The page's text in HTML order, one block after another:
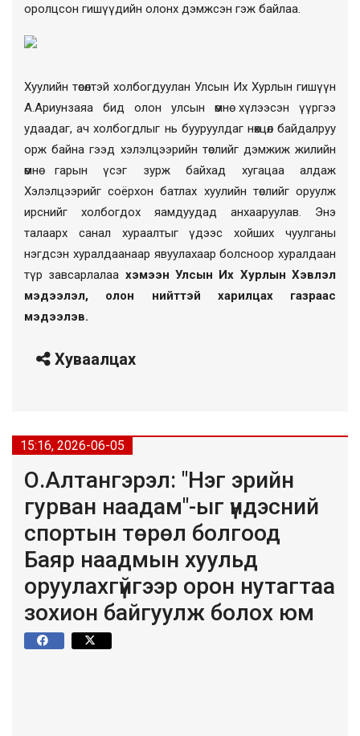
оролцсон гишүүдийн олонх дэмжсэн гэж байлаа.
Хуулийн төсөлтэй холбогдуулан Улсын Их Хурлын гишүүн
А.Ариунзаяа бид олон улсын өмнө хүлээсэн үүргээ
удаадаг, ач холбогдлыг нь бууруулдаг нөхцөл байдалруу
орж байна гээд хэлэлцээрийн төслийг дэмжиж жилийн
өмнө гарын үсэг зурж байхад хугацаа алдаж
Хэлэлцээрийг соёрхон батлах хуулийн төслийг оруулж
ирснийг холбогдох яамдуудад анхааруулав. Энэ
талаарх санал хураалтыг үдээс хойших чуулганы
нэгдсэн хуралдаанаар явуулахаар болсноор хуралдаан
түр завсарлалаа хэмээн Улсын Их Хурлын Хэвлэл
мэдээлэл, олон нийттэй харилцах газраас
мэдээлэв.
Хуваалцах
15:16, 2026-06-05
О.Алтангэрэл: "Нэг эрийн
гурван наадам"-ыг үндэсний
спортын төрөл болгоод
Баяр наадмын хуульд
оруулахгүйгээр орон нутагтаа
зохион байгуулж болох юм